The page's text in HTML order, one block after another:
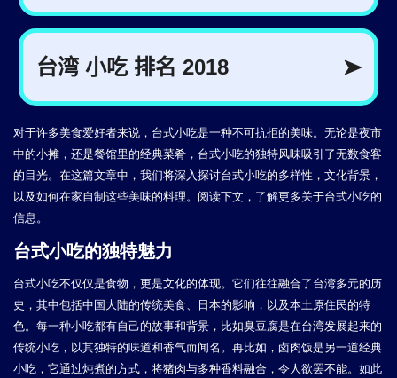
对于许多美食爱好者来说，台式小吃是一种不可抗拒的美味。无论是夜市
中的小摊，还是餐馆里的经典菜肴，台式小吃的独特风味吸引了无数食客
的目光。在这篇文章中，我们将深入探讨台式小吃的多样性，文化背景，
以及如何在家自制这些美味的料理。阅读下文，了解更多关于台式小吃的
信息。
台式小吃的独特魅力
台式小吃不仅仅是食物，更是文化的体现。它们往往融合了台湾多元的历
史，其中包括中国大陆的传统美食、日本的影响，以及本土原住民的特
色。每一种小吃都有自己的故事和背景，比如臭豆腐是在台湾发展起来的
传统小吃，以其独特的味道和香气而闻名。再比如，卤肉饭是另一道经典
小吃，它通过炖煮的方式，将猪肉与多种香料融合，令人欲罢不能。如此